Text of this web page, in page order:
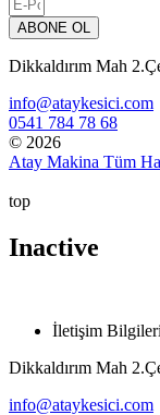
ABONE OL
Dikkaldırım Mah
info@ataykesici.com
0541 784 78 68
© 2026
Atay Makina Tüm
top
Inactive
İletişim Bilgileri
Dikkaldırım Mah
info@ataykesici.com